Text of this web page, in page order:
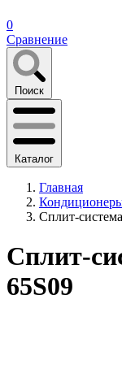
0
Сравнение
Поиск
Каталог
Главная
Сплит-
Сплит-
65S09